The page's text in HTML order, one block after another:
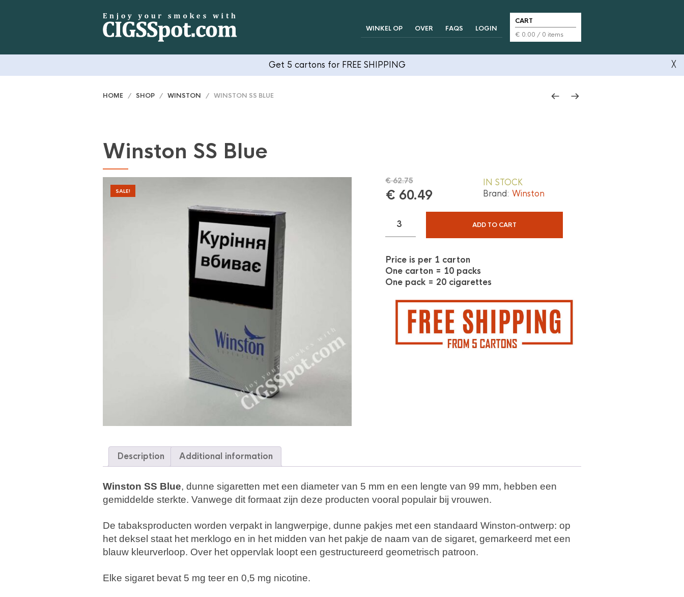
WINKEL OP OVER FAQS LOGIN
CART
€ 0.00 / 0 items
Get 5 cartons for FREE SHIPPING ╳
HOME / SHOP / WINSTON / WINSTON SS BLUE
Winston SS Blue
SALE!
€62.75
€ 60.49
IN STOCK
Brand:Winston
ADD TO CART
Price is per 1 carton
One carton = 10 packs
One pack = 20 cigarettes
Description Additional information
Winston SS Blue, dunne sigaretten met een diameter van 5 mm en een lengte van 99 mm, hebben een
gemiddelde sterkte. Vanwege dit formaat zijn deze producten vooral populair bij vrouwen.
De tabaksproducten worden verpakt in langwerpige, dunne pakjes met een standaard Winston-ontwerp: op
het deksel staat het merklogo en in het midden van het pakje de naam van de sigaret, gemarkeerd met een
blauw kleurverloop. Over het oppervlak loopt een gestructureerd geometrisch patroon.
Elke sigaret bevat 5 mg teer en 0,5 mg nicotine.